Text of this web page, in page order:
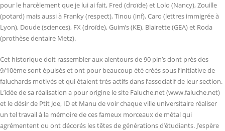
pour le harcèlement que je lui ai fait, Fred (droïde) et Lolo (Nancy), Zouille
(potard) mais aussi à Franky (respect), Tinou (inf), Caro (lettres immigrée à
Lyon), Doude (sciences), FX (droïde), Guim’s (KE), Blairette (GEA) et Roda
(prothèse dentaire Metz).
Cet historique doit rassembler aux alentours de 90 pin’s dont près des
9/10ème sont épuisés et ont pour beaucoup été créés sous l’initiative de
faluchards motivés et qui étaient très actifs dans l’associatif de leur section.
L’idée de sa réalisation a pour origine le site Faluche.net (www.faluche.net)
et le désir de Ptit Joe, ID et Manu de voir chaque ville universitaire réaliser
un tel travail à la mémoire de ces fameux morceaux de métal qui
agrémentent ou ont décorés les têtes de générations d’étudiants. J’espère